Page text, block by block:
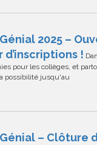
2025 –
!
pour les collèges, et
possibilité jusqu'au
– Clôture